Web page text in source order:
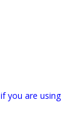
you are using